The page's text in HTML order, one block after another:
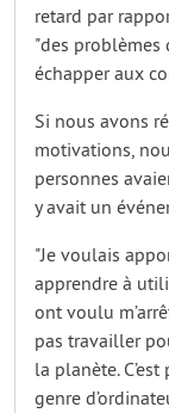
retard par
"des problèmes
échapper aux
Si nous avons
motivations,
personnes
y avait un
"Je voulais
apprendre à
ont voulu
pas travailler
la planète.
genre